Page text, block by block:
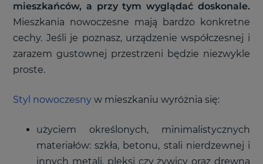
mieszkańców, a przy tym wyglądać doskonale.
Mieszkania nowoczesne mają bardzo konkretne
cechy. Jeśli je poznasz, urządzenie współczesnej i
zarazem gustownej przestrzeni będzie niezwykle
proste.
Styl nowoczesny w mieszkaniu wyróżnia się:
użyciem określonych, minimalistycznych
materiałów: szkła, betonu, stali nierdzewnej i
innych metali, pleksi czy żywicy oraz drewna